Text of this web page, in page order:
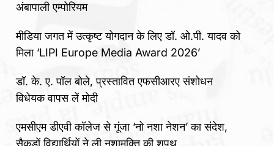
अंबापाली एम्पोरियम
मीडिया जगत में उत्कृष्ट योगदान के लिए डॉ. ओ.पी. यादव को
मिला ‘LIPI Europe Media Award 2026’
डॉ. के. ए. पॉल बोले, प्रस्तावित एफसीआरए संशोधन
विधेयक वापस लें मोदी
एमसीएम डीएवी कॉलेज से गूंजा ‘नो नशा नेशन’ का संदेश,
सैकड़ों विद्यार्थियों ने ली नशामुक्ति की शपथ